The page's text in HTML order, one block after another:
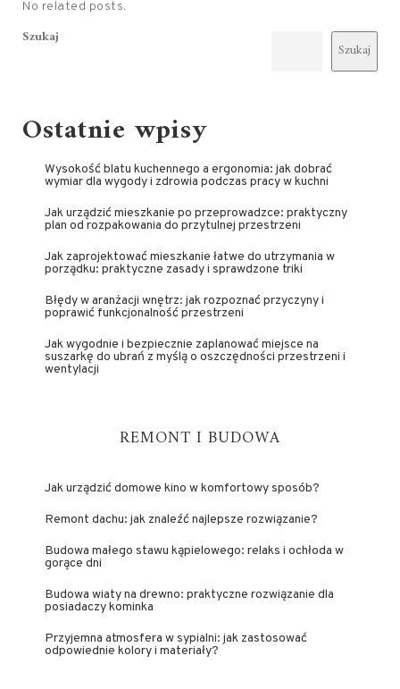
No related posts.
Szukaj
Szukaj
Ostatnie wpisy
Wysokość blatu kuchennego a ergonomia: jak dobrać
wymiar dla wygody i zdrowia podczas pracy w kuchni
Jak urządzić mieszkanie po przeprowadzce: praktyczny
plan od rozpakowania do przytulnej przestrzeni
Jak zaprojektować mieszkanie łatwe do utrzymania w
porządku: praktyczne zasady i sprawdzone triki
Błędy w aranżacji wnętrz: jak rozpoznać przyczyny i
poprawić funkcjonalność przestrzeni
Jak wygodnie i bezpiecznie zaplanować miejsce na
suszarkę do ubrań z myślą o oszczędności przestrzeni i
wentylacji
REMONT I BUDOWA
Jak urządzić domowe kino w komfortowy sposób?
Remont dachu: jak znaleźć najlepsze rozwiązanie?
Budowa małego stawu kąpielowego: relaks i ochłoda w
gorące dni
Budowa wiaty na drewno: praktyczne rozwiązanie dla
posiadaczy kominka
Przyjemna atmosfera w sypialni: jak zastosować
odpowiednie kolory i materiały?